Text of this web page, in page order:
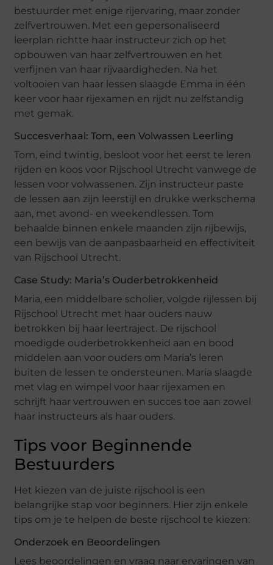
bestuurder met enige rijervaring, maar zonder
zelfvertrouwen. Met een gepersonaliseerd
leerplan richtte haar instructeur zich op het
opbouwen van haar zelfvertrouwen en het
verfijnen van haar rijvaardigheden. Na het
voltooien van haar lessen slaagde Emma in één
keer voor haar rijexamen en rijdt nu zelfstandig
met gemak.
Succesverhaal: Tom, een Volwassen Leerling
Tom, eind twintig, besloot voor het eerst te leren
rijden en koos voor Rijschool Utrecht vanwege de
lessen voor volwassenen. Zijn instructeur paste
de lessen aan zijn leerstijl en drukke werkschema
aan, met avond- en weekendlessen. Tom
behaalde binnen enkele maanden zijn rijbewijs,
een bewijs van de aanpasbaarheid en effectiviteit
van Rijschool Utrecht.
Case Study: Maria’s Ouderbetrokkenheid
Maria, een middelbare scholier, volgde rijlessen bij
Rijschool Utrecht met haar ouders nauw
betrokken bij haar leertraject. De rijschool
moedigde ouderbetrokkenheid aan en bood
middelen aan voor ouders om Maria’s leren
buiten de lessen te ondersteunen. Maria slaagde
met vlag en wimpel voor haar rijexamen en
schrijft haar vertrouwen en succes toe aan zowel
haar instructeurs als haar ouders.
Tips voor Beginnende
Bestuurders
Het kiezen van de juiste rijschool is een
belangrijke stap voor beginners. Hier zijn enkele
tips om je te helpen de beste rijschool te kiezen:
Onderzoek en Beoordelingen
Lees beoordelingen en vraag naar ervaringen van